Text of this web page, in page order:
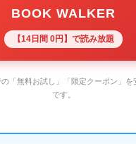
BOOK WALKER
【14日間 0円】で読み放題
「無料お試し」「限定クーポン」を
です。